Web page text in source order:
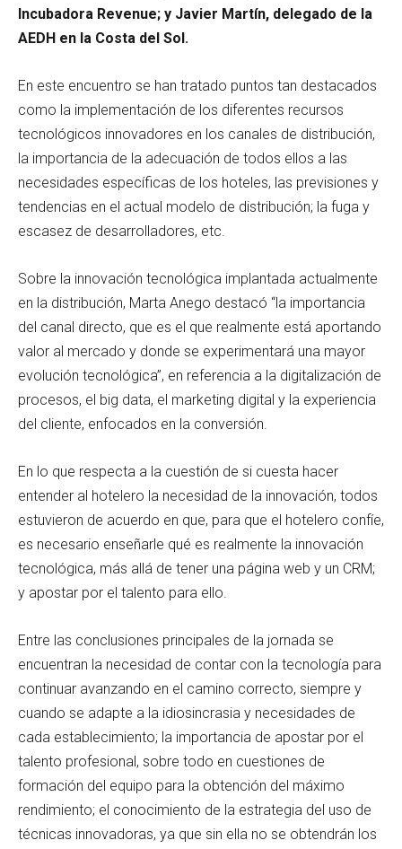
Incubadora Revenue; y Javier Martín, delegado de la
AEDH en la Costa del Sol.
En este encuentro se han tratado puntos tan destacados
como la implementación de los diferentes recursos
tecnológicos innovadores en los canales de distribución,
la importancia de la adecuación de todos ellos a las
necesidades específicas de los hoteles, las previsiones y
tendencias en el actual modelo de distribución; la fuga y
escasez de desarrolladores, etc.
Sobre la innovación tecnológica implantada actualmente
en la distribución, Marta Anego destacó “la importancia
del canal directo, que es el que realmente está aportando
valor al mercado y donde se experimentará una mayor
evolución tecnológica”, en referencia a la digitalización de
procesos, el big data, el marketing digital y la experiencia
del cliente, enfocados en la conversión.
En lo que respecta a la cuestión de si cuesta hacer
entender al hotelero la necesidad de la innovación, todos
estuvieron de acuerdo en que, para que el hotelero confíe,
es necesario enseñarle qué es realmente la innovación
tecnológica, más allá de tener una página web y un CRM;
y apostar por el talento para ello.
Entre las conclusiones principales de la jornada se
encuentran la necesidad de contar con la tecnología para
continuar avanzando en el camino correcto, siempre y
cuando se adapte a la idiosincrasia y necesidades de
cada establecimiento; la importancia de apostar por el
talento profesional, sobre todo en cuestiones de
formación del equipo para la obtención del máximo
rendimiento; el conocimiento de la estrategia del uso de
técnicas innovadoras, ya que sin ella no se obtendrán los